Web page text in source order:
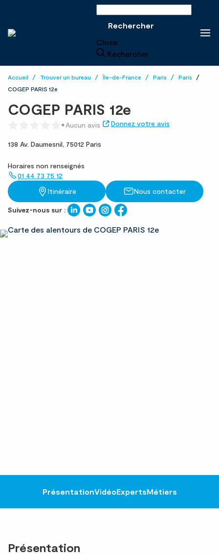
Rechercher
Close
Rechercher
Accueil Trouver un bureau Île-de-France Paris
Paris
COGEP PARIS 12e
COGEP PARIS 12e
Aucun avis Donnez votre avis
138 Av. Daumesnil, 75012 Paris
Horaires non renseignés
01 44 73 75 12
Itinéraire
Nous contacter
Suivez-nous sur :
PrésentationVidéoExpertsMétiers
Présentation